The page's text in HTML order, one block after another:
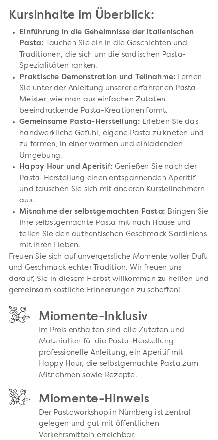
Kursinhalte im Überblick:
Einführung in die Geheimnisse der italienischen
Pasta: Tauchen Sie ein in die Geschichten und
Traditionen, die sich um die sardischen Pasta-
Spezialitäten ranken.
Praktische Demonstration und Teilnahme: Lernen
Sie unter der Anleitung unserer erfahrenen Pasta-
Meister, wie man aus einfachen Zutaten
beeindruckende Pasta-Kreationen formt.
Gemeinsame Pasta-Herstellung: Erleben Sie das
handwerkliche Gefühl, eigene Pasta zu kneten und
zu formen, in einer warmen und einladenden
Umgebung.
Happy Hour und Aperitif: Genießen Sie nach der
Pasta-Herstellung einen entspannenden Aperitif
und tauschen Sie sich mit anderen Kursteilnehmern
aus.
Mitnahme der selbstgemachten Pasta: Bringen Sie
Ihre selbstgemachte Pasta mit nach Hause und
teilen Sie den authentischen Geschmack Sardiniens
mit Ihren Lieben.
Freuen Sie sich auf unvergessliche Momente voller Duft
und Geschmack echter Tradition. Wir freuen uns
darauf, Sie in diesem Herbst willkommen zu heißen und
gemeinsam köstliche Erinnerungen zu schaffen!
Miomente-Inklusiv
Im Preis enthalten sind alle Zutaten und
Materialien für die Pasta-Herstellung,
professionelle Anleitung, ein Aperitif mit
Happy Hour, die selbstgemachte Pasta zum
Mitnehmen sowie Rezepte.
Miomente-Hinweis
Der Pastaworkshop in Nürnberg ist zentral
gelegen und gut mit öffentlichen
Verkehrsmitteln erreichbar.